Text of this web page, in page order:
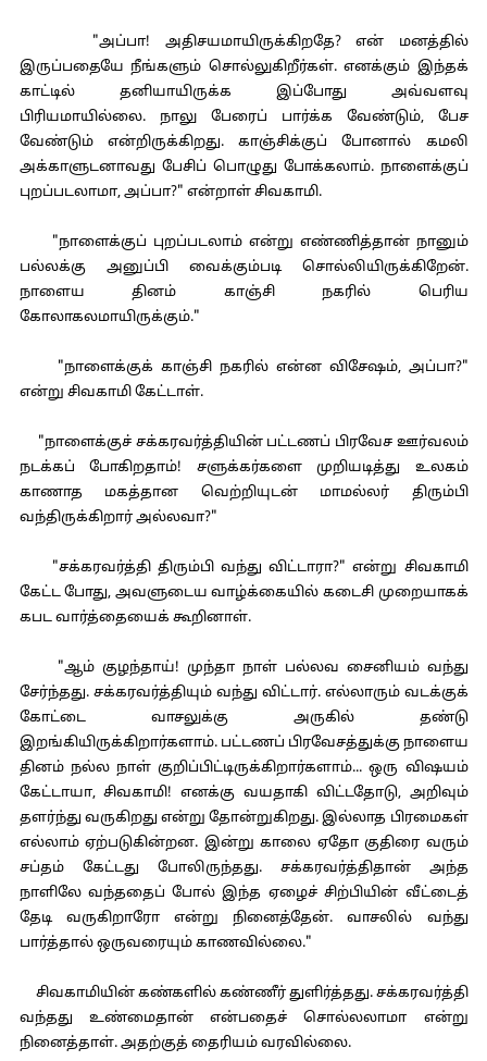
"அப்பா! அதிசயமாயிருக்கிறதே? என் மனத்தில்
இருப்பதையே நீங்களும் சொல்லுகிறீர்கள். எனக்கும் இந்தக்
காட்டில் தனியாயிருக்க இப்போது அவ்வளவு
பிரியமாயில்லை. நாலு பேரைப் பார்க்க வேண்டும், பேச
வேண்டும் என்றிருக்கிறது. காஞ்சிக்குப் போனால் கமலி
அக்காளுடனாவது பேசிப் பொழுது போக்கலாம். நாளைக்குப்
புறப்படலாமா, அப்பா?" என்றாள் சிவகாமி.
"நாளைக்குப் புறப்படலாம் என்று எண்ணித்தான் நானும்
பல்லக்கு அனுப்பி வைக்கும்படி சொல்லியிருக்கிறேன்.
நாளைய தினம் காஞ்சி நகரில் பெரிய
கோலாகலமாயிருக்கும்."
"நாளைக்குக் காஞ்சி நகரில் என்ன விசேஷம், அப்பா?"
என்று சிவகாமி கேட்டாள்.
"நாளைக்குச் சக்கரவர்த்தியின் பட்டணப் பிரவேச ஊர்வலம்
நடக்கப் போகிறதாம்! சளுக்கர்களை முறியடித்து உலகம்
காணாத மகத்தான வெற்றியுடன் மாமல்லர் திரும்பி
வந்திருக்கிறார் அல்லவா?"
"சக்கரவர்த்தி திரும்பி வந்து விட்டாரா?" என்று சிவகாமி
கேட்ட போது, அவளுடைய வாழ்க்கையில் கடைசி முறையாகக்
கபட வார்த்தையைக் கூறினாள்.
"ஆம் குழந்தாய்! முந்தா நாள் பல்லவ சைனியம் வந்து
சேர்ந்தது. சக்கரவர்த்தியும் வந்து விட்டார். எல்லாரும் வடக்குக்
கோட்டை வாசலுக்கு அருகில் தண்டு
இறங்கியிருக்கிறார்களாம். பட்டணப் பிரவேசத்துக்கு நாளைய
தினம் நல்ல நாள் குறிப்பிட்டிருக்கிறார்களாம்... ஒரு விஷயம்
கேட்டாயா, சிவகாமி! எனக்கு வயதாகி விட்டதோடு, அறிவும்
தளர்ந்து வருகிறது என்று தோன்றுகிறது. இல்லாத பிரமைகள்
எல்லாம் ஏற்படுகின்றன. இன்று காலை ஏதோ குதிரை வரும்
சப்தம் கேட்டது போலிருந்தது. சக்கரவர்த்திதான் அந்த
நாளிலே வந்ததைப் போல் இந்த ஏழைச் சிற்பியின் வீட்டைத்
தேடி வருகிறாரோ என்று நினைத்தேன். வாசலில் வந்து
பார்த்தால் ஒருவரையும் காணவில்லை."
சிவகாமியின் கண்களில் கண்ணீர் துளிர்த்தது. சக்கரவர்த்தி
வந்தது உண்மைதான் என்பதைச் சொல்லலாமா என்று
நினைத்தாள். அதற்குத் தைரியம் வரவில்லை.